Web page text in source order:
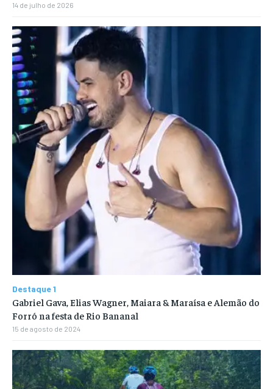
14 de julho de 2026
Destaque 1
Gabriel Gava, Elias Wagner, Maiara & Maraísa e Alemão do
Forró na festa de Rio Bananal
15 de agosto de 2024